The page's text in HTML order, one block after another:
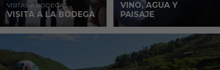
VISITAS A BODEGAS
VISITA A LA BODEGA
VINO, AGUA Y
PAISAJE